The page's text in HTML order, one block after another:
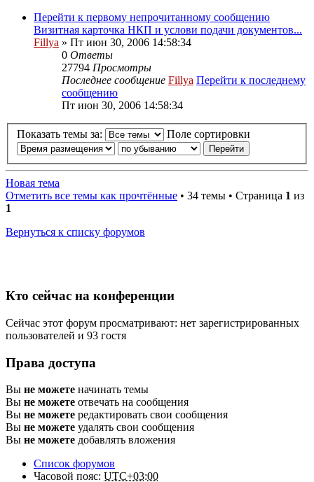
Перейти к первому непрочитанному сообщению
Визитная карточка НКП и услови подачи документов...
Fillya » Пт июн 30, 2006 14:58:34
0 Ответы
27794 Просмотры
Последнее сообщение Fillya Перейти к последнему
сообщению
Пт июн 30, 2006 14:58:34
Показать темы за: Поле сортировки
Новая тема
Отметить все темы как прочтённые • 34 темы • Страница 1 из
1
Вернуться к списку форумов
Кто сейчас на конференции
Сейчас этот форум просматривают: нет зарегистрированных
пользователей и 93 гостя
Права доступа
Вы не можете начинать темы
Вы не можете отвечать на сообщения
Вы не можете редактировать свои сообщения
Вы не можете удалять свои сообщения
Вы не можете добавлять вложения
Список форумов
Часовой пояс: UTC+03:00